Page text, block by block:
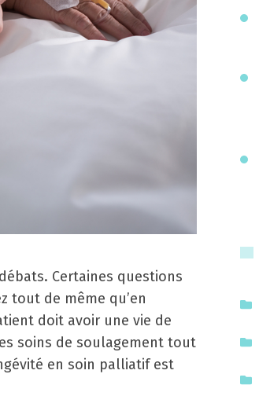
Certaines questions
tout de même qu’en
doit avoir une vie de
soins de soulagement tout
en soin palliatif est